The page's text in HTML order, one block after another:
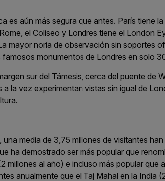
es aún más segura que antes. París tiene
el Coliseo y Londres tiene el London
mayor noria de observación sin soportes
famosos monumentos de Londres en solo
sur del Támesis, cerca del puente de
la vez experimentan vistas sin igual de
media de 3,75 millones de visitantes
ha demostrado ser más popular que
millones al año) e incluso más popular que
anualmente que el Taj Mahal en la India